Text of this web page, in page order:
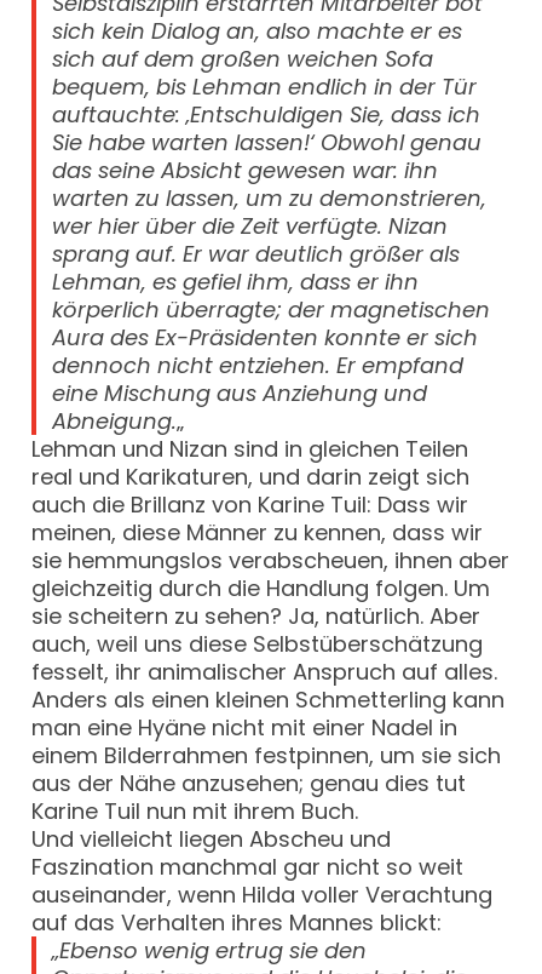
sich kein Dialog an, also machte er es
sich auf dem großen weichen Sofa
bequem, bis Lehman endlich in der Tür
auftauchte: ‚Entschuldigen Sie, dass ich
Sie habe warten lassen!‘ Obwohl genau
das seine Absicht gewesen war: ihn
warten zu lassen, um zu demonstrieren,
wer hier über die Zeit verfügte. Nizan
sprang auf. Er war deutlich größer als
Lehman, es gefiel ihm, dass er ihn
körperlich überragte; der magnetischen
Aura des Ex-Präsidenten konnte er sich
dennoch nicht entziehen. Er empfand
eine Mischung aus Anziehung und
Abneigung.„
Lehman und Nizan sind in gleichen Teilen
real und Karikaturen, und darin zeigt sich
auch die Brillanz von Karine Tuil: Dass wir
meinen, diese Männer zu kennen, dass wir
sie hemmungslos verabscheuen, ihnen aber
gleichzeitig durch die Handlung folgen. Um
sie scheitern zu sehen? Ja, natürlich. Aber
auch, weil uns diese Selbstüberschätzung
fesselt, ihr animalischer Anspruch auf alles.
Anders als einen kleinen Schmetterling kann
man eine Hyäne nicht mit einer Nadel in
einem Bilderrahmen festpinnen, um sie sich
aus der Nähe anzusehen; genau dies tut
Karine Tuil nun mit ihrem Buch.
Und vielleicht liegen Abscheu und
Faszination manchmal gar nicht so weit
auseinander, wenn Hilda voller Verachtung
auf das Verhalten ihres Mannes blickt:
„Ebenso wenig ertrug sie den